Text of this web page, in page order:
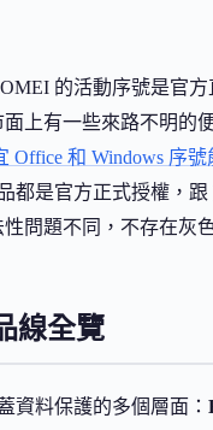
的活動序號是官
上有一些來路不明的
Office 和 Windows 序
都是官方正式授權，跟
性問題不同，不存在灰
線全覽
資料保護的多個層面：